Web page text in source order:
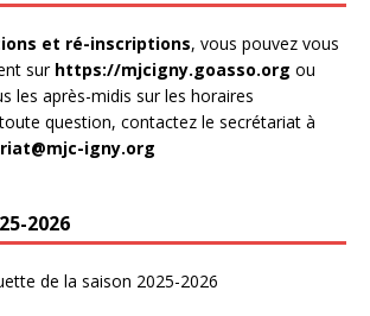
et ré-inscriptions, vous pouvez vous
sur https://mjcigny.goasso.org ou
les après-midis sur les horaires
question, contactez le secrétariat à
igny.org
2026
de la saison 2025-2026